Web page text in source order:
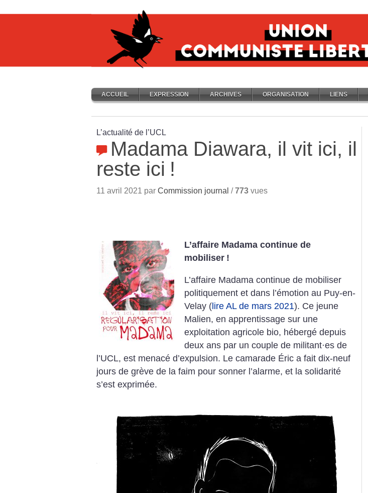
ACCUEIL EXPRESSION ARCHIVES ORGANISATION LIENS
L’actualité de l’UCL
Madama Diawara, il vit ici, il
reste ici !
11 avril 2021 par Commission journal /773 vues
L’affaire Madama continue de
mobiliser !
L’affaire Madama continue de mobiliser
politiquement et dans l’émotion au Puy-en-
Velay (lire AL de mars 2021). Ce jeune
Malien, en apprentissage sur une
exploitation agricole bio, hébergé depuis
deux ans par un couple de militant·es de
l’UCL, est menacé d’expulsion. Le camarade Éric a fait dix-neuf
jours de grève de la faim pour sonner l’alarme, et la solidarité
s’est exprimée.